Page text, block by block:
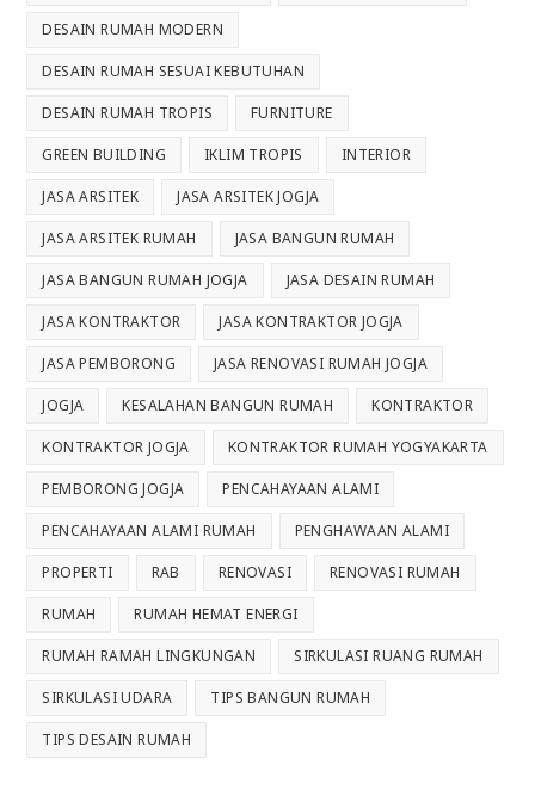
DESAIN RUMAH MODERN
DESAIN RUMAH SESUAI KEBUTUHAN
DESAIN RUMAH TROPIS FURNITURE
GREEN BUILDING IKLIM TROPIS INTERIOR
JASA ARSITEK JASA ARSITEK JOGJA
JASA ARSITEK RUMAH JASA BANGUN RUMAH
JASA BANGUN RUMAH JOGJA JASA DESAIN RUMAH
JASA KONTRAKTOR JASA KONTRAKTOR JOGJA
JASA PEMBORONG JASA RENOVASI RUMAH JOGJA
JOGJA KESALAHAN BANGUN RUMAH KONTRAKTOR
KONTRAKTOR JOGJA KONTRAKTOR RUMAH YOGYAKARTA
PEMBORONG JOGJA PENCAHAYAAN ALAMI
PENCAHAYAAN ALAMI RUMAH PENGHAWAAN ALAMI
PROPERTI RAB RENOVASI RENOVASI RUMAH
RUMAH RUMAH HEMAT ENERGI
RUMAH RAMAH LINGKUNGAN SIRKULASI RUANG RUMAH
SIRKULASI UDARA TIPS BANGUN RUMAH
TIPS DESAIN RUMAH